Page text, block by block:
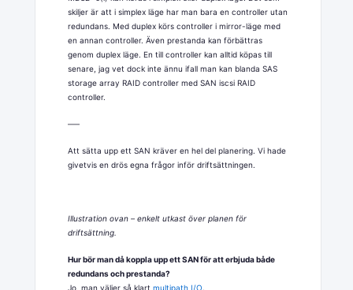
skiljer är att i simplex läge har man bara en controller utan
redundans. Med duplex körs controller i mirror-läge med
en annan controller. Även prestanda kan förbättras
genom duplex läge. En till controller kan alltid köpas till
senare, jag vet dock inte ännu ifall man kan blanda SAS
storage array RAID controller med SAN iscsi RAID
controller.
—–
Att sätta upp ett SAN kräver en hel del planering. Vi hade
givetvis en drös egna frågor inför driftsättningen.
Illustration ovan – enkelt utkast över planen för
driftsättning.
Hur bör man då koppla upp ett SAN för att erbjuda både
redundans och prestanda?
Jo, man väljer så klartmultipath I/O.